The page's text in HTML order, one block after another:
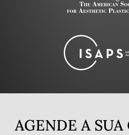
AGENDE A SUA